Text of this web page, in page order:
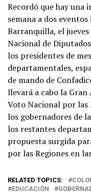
Recordó que hay una
semana a dos
Barranquilla, el
Nacional de
los presidentes de
departamentales,
de mando de
llevará a cabo la
Voto Nacional por las
los gobernadores de
los restantes
propuesta surgida
por las Regiones en
RELATED TOPICS:
EDUCACIÓN